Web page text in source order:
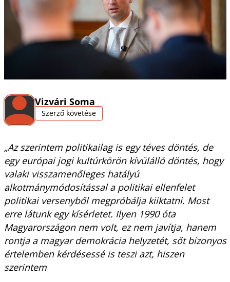
Vizvári Soma
Szerző követése
„Az szerintem politikailag is egy téves döntés, de
egy európai jogi kultúrkörön kívülálló döntés, hogy
valaki visszamenőleges hatályú
alkotmánymódosítással a politikai ellenfelet
politikai versenyből megpróbálja kiiktatni. Most
erre látunk egy kísérletet. Ilyen 1990 óta
Magyarországon nem volt, ez nem javítja, hanem
rontja a magyar demokrácia helyzetét, sőt bizonyos
értelemben kérdésessé is teszi azt, hiszen
szerintem